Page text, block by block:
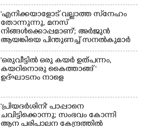
'എനിക്കയാളോട് വല്ലാത്ത സ്‌നേഹം
തോന്നുന്നു, മനസ്
നിങ്ങൾക്കൊപ്പമാണ്'; അർജുൻ
ആയങ്കിയെ പിന്തുണച്ച് സനൽകുമാർ
'ഒരുവീട്ടിൽ ഒരു കയർ ഉത്പന്നം,
കയറിനൊരു കൈത്താങ്ങ് '
ഉദ്ഘാടനം നാളെ
'പ്രിയദർശിനി' പാപ്പാനെ
ചവിട്ടിക്കൊന്നു; സംഭവം കോന്നി
ആന പരിപാലന കേന്ദ്രത്തിൽ